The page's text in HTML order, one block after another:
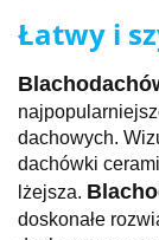
Łatwy i
dachowych.
dachówki
lżejsza.
doskonałe